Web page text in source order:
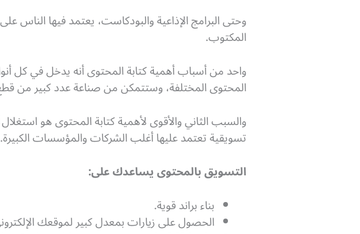
وحتى البرامج الإذاعية والبودكاست، يعتمد فيها
المكتوب.
واحد من أسباب أهمية كتابة المحتوى أنه يدخل في كل
المحتوى المختلفة، وستتمكن من صناعة عدد كبير من
والسبب الثاني والأقوى لأهمية كتابة المحتوى هو
تسويقية تعتمد عليها أغلب الشركات والمؤسسات الكبيرة.
التسويق بالمحتوى يساعدك على:
بناء براند قوية.
الحصول على زيارات بمعدل كبير لموقعك